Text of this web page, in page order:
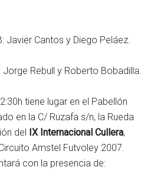
Javier Cantos y Diego Peláez.
Rebull y Roberto Bobadilla.
tiene lugar en el Pabellón
en la C/ Ruzafa s/n, la Rueda
del IX Internacional Cullera,
Amstel Futvoley 2007.
con la presencia de: